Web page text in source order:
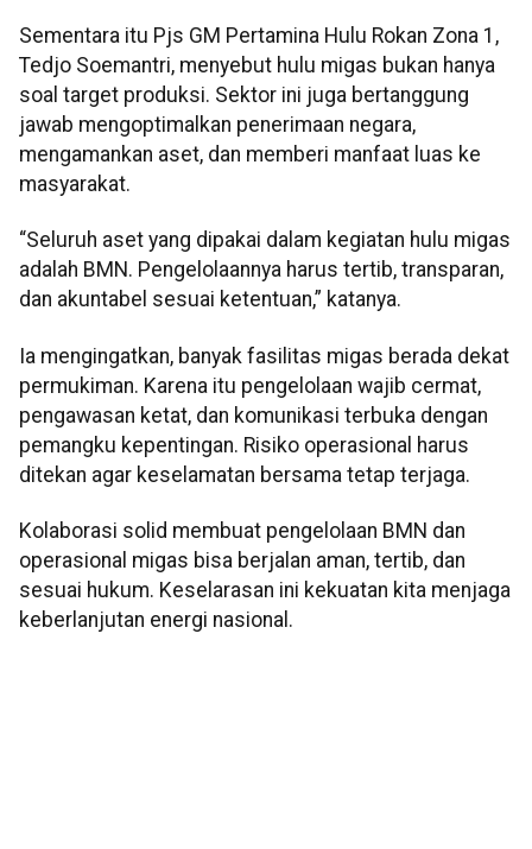
Sementara itu Pjs GM Pertamina Hulu Rokan Zona 1,
Tedjo Soemantri, menyebut hulu migas bukan hanya
soal target produksi. Sektor ini juga bertanggung
jawab mengoptimalkan penerimaan negara,
mengamankan aset, dan memberi manfaat luas ke
masyarakat.
“Seluruh aset yang dipakai dalam kegiatan hulu migas
adalah BMN. Pengelolaannya harus tertib, transparan,
dan akuntabel sesuai ketentuan,” katanya.
Ia mengingatkan, banyak fasilitas migas berada dekat
permukiman. Karena itu pengelolaan wajib cermat,
pengawasan ketat, dan komunikasi terbuka dengan
pemangku kepentingan. Risiko operasional harus
ditekan agar keselamatan bersama tetap terjaga.
Kolaborasi solid membuat pengelolaan BMN dan
operasional migas bisa berjalan aman, tertib, dan
sesuai hukum. Keselarasan ini kekuatan kita menjaga
keberlanjutan energi nasional.